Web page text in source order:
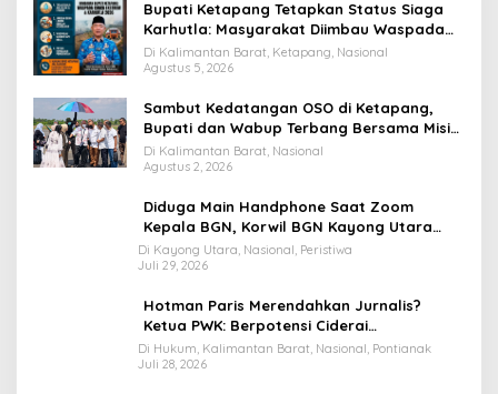
Bupati Ketapang Tetapkan Status Siaga
Karhutla: Masyarakat Diimbau Waspada
Cuaca Ekstrem
Di Kalimantan Barat, Ketapang, Nasional
Agustus 5, 2026
Sambut Kedatangan OSO di Ketapang,
Bupati dan Wabup Terbang Bersama Misi
Keberkahan MTQ XXXIV di Kayong Utara
Di Kalimantan Barat, Nasional
Agustus 2, 2026
Diduga Main Handphone Saat Zoom
Kepala BGN, Korwil BGN Kayong Utara
Terancam Dimutasi ke Papua
Di Kayong Utara, Nasional, Peristiwa
Juli 29, 2026
Hotman Paris Merendahkan Jurnalis?
Ketua PWK: Berpotensi Ciderai
Penghormatan
Di Hukum, Kalimantan Barat, Nasional, Pontianak
Juli 28, 2026